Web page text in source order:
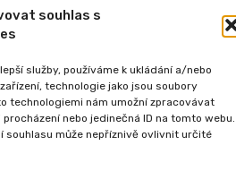
souhlas s
služby, používáme k ukládání a/nebo
technologie jako jsou soubory
technologiemi nám umožní zpracovávat
nebo jedinečná ID na tomto webu.
souhlasu může nepříznivě ovlivnit určité